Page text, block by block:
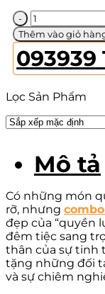
The
Mystery
01
số
lượng
Thêm vào giỏ
093939
Lọc Sản Phẩm
Mô tả
Có những món
rỡ, nhưng
đẹp của “quyền
đêm tiệc sang
thân của sự tinh
tặng những đối
và sự chiêm